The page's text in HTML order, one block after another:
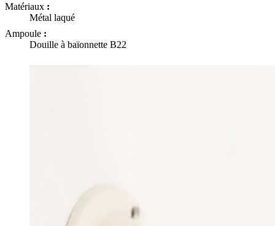
Matériaux :
Métal laqué
Ampoule :
Douille à baïonnette B22